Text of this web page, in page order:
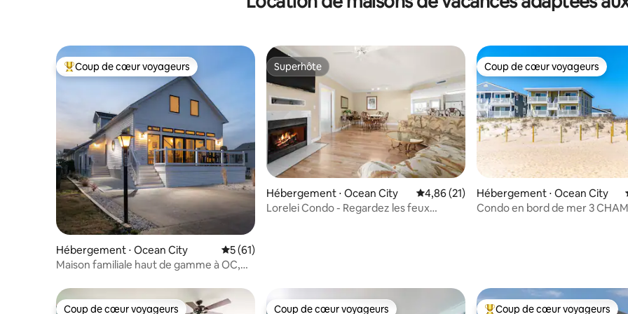
et 3 piscines
Coups de cœur voyageurs les plus appréciés
Coup de cœur voyageurs
Hébergement ⋅ Ocean City Évaluation moyenne sur la base de 61 commentaires : 5 sur 5
5 (61)
Maison familiale haut de gamme à OC,
Superhôte
Superhôte
Hébergement ⋅ Ocean City Évaluation moyenne sur la base de 21
4,86 (21)
Lorelei Condo - Regardez les feux
Coup de cœur voyageurs
Coup de cœur voyageurs
Hébergement ⋅ Ocean City
Condo en bord de mer 3
Coup de cœur voyageurs Coup de cœur voyageurs Coup de cœur voyageurs